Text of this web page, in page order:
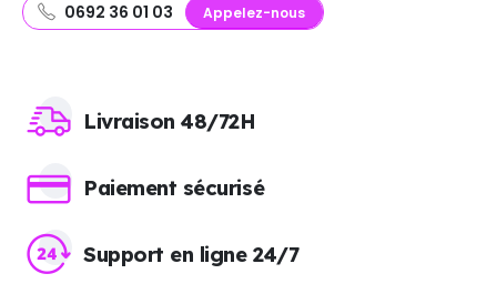
0692 36 01 03 Appelez-nous
Livraison 48/72H
Paiement sécurisé
Support en ligne 24/7